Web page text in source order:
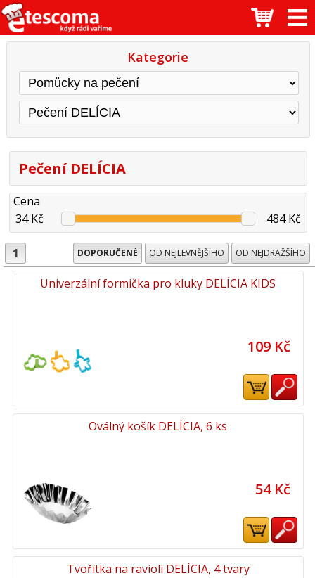
Kategorie
Pečení DELÍCIA
Cena
34 Kč
484 Kč
1 DOPORUČENÉ OD NEJLEVNĚJŠÍHO OD NEJDRAŽŠÍHO
Univerzální formička pro kluky DELÍCIA KIDS
109 Kč
Oválný košík DELÍCIA, 6 ks
54 Kč
Tvořítka na ravioli DELÍCIA, 4 tvary